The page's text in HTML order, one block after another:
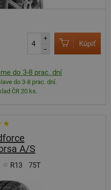
+
–
Kúpiť
do 3-8 prac. dní
do 3-8 prac. dní.
ČR 20 ks.
A/S
R13 75T